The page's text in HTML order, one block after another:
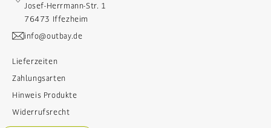
Josef-Herrmann-Str. 1
76473 Iffezheim
info@outbay.de
Lieferzeiten
Zahlungsarten
Hinweis Produkte
Widerrufsrecht